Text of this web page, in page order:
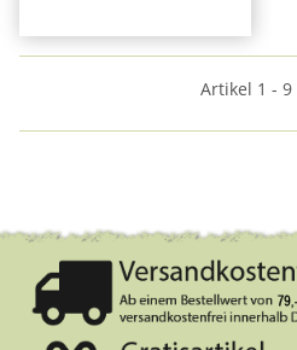
Artikel 1 - 9